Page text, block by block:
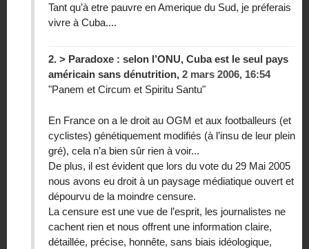
Tant qu’à etre pauvre en Amerique du Sud, je préferais
vivre à Cuba....
2. > Paradoxe : selon l’ONU, Cuba est le seul pays
américain sans dénutrition, 2 mars 2006, 16:54
"Panem et Circum et Spiritu Santu"
En France on a le droit au OGM et aux footballeurs (et
cyclistes) génétiquement modifiés (à l’insu de leur plein
gré), cela n’a bien sûr rien à voir...
De plus, il est évident que lors du vote du 29 Mai 2005
nous avons eu droit à un paysage médiatique ouvert et
dépourvu de la moindre censure.
La censure est une vue de l’esprit, les journalistes ne
cachent rien et nous offrent une information claire,
détaillée, précise, honnête, sans biais idéologique,